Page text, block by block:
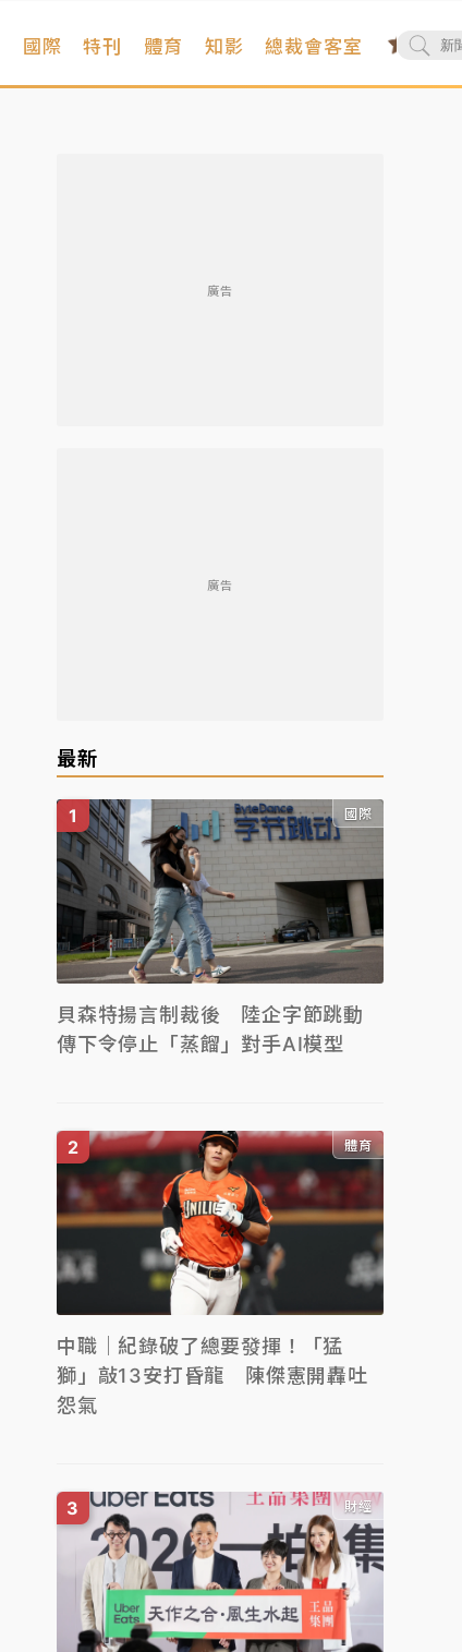
國際 特刊 體育 知影 總裁會客室
廣告
廣告
最新
國際
貝森特揚言制裁後 陸企字節跳動
傳下令停止「蒸餾」對手AI模型
體育
中職｜紀錄破了總要發揮！「猛
獅」敲13安打昏龍 陳傑憲開轟吐
怨氣
財經